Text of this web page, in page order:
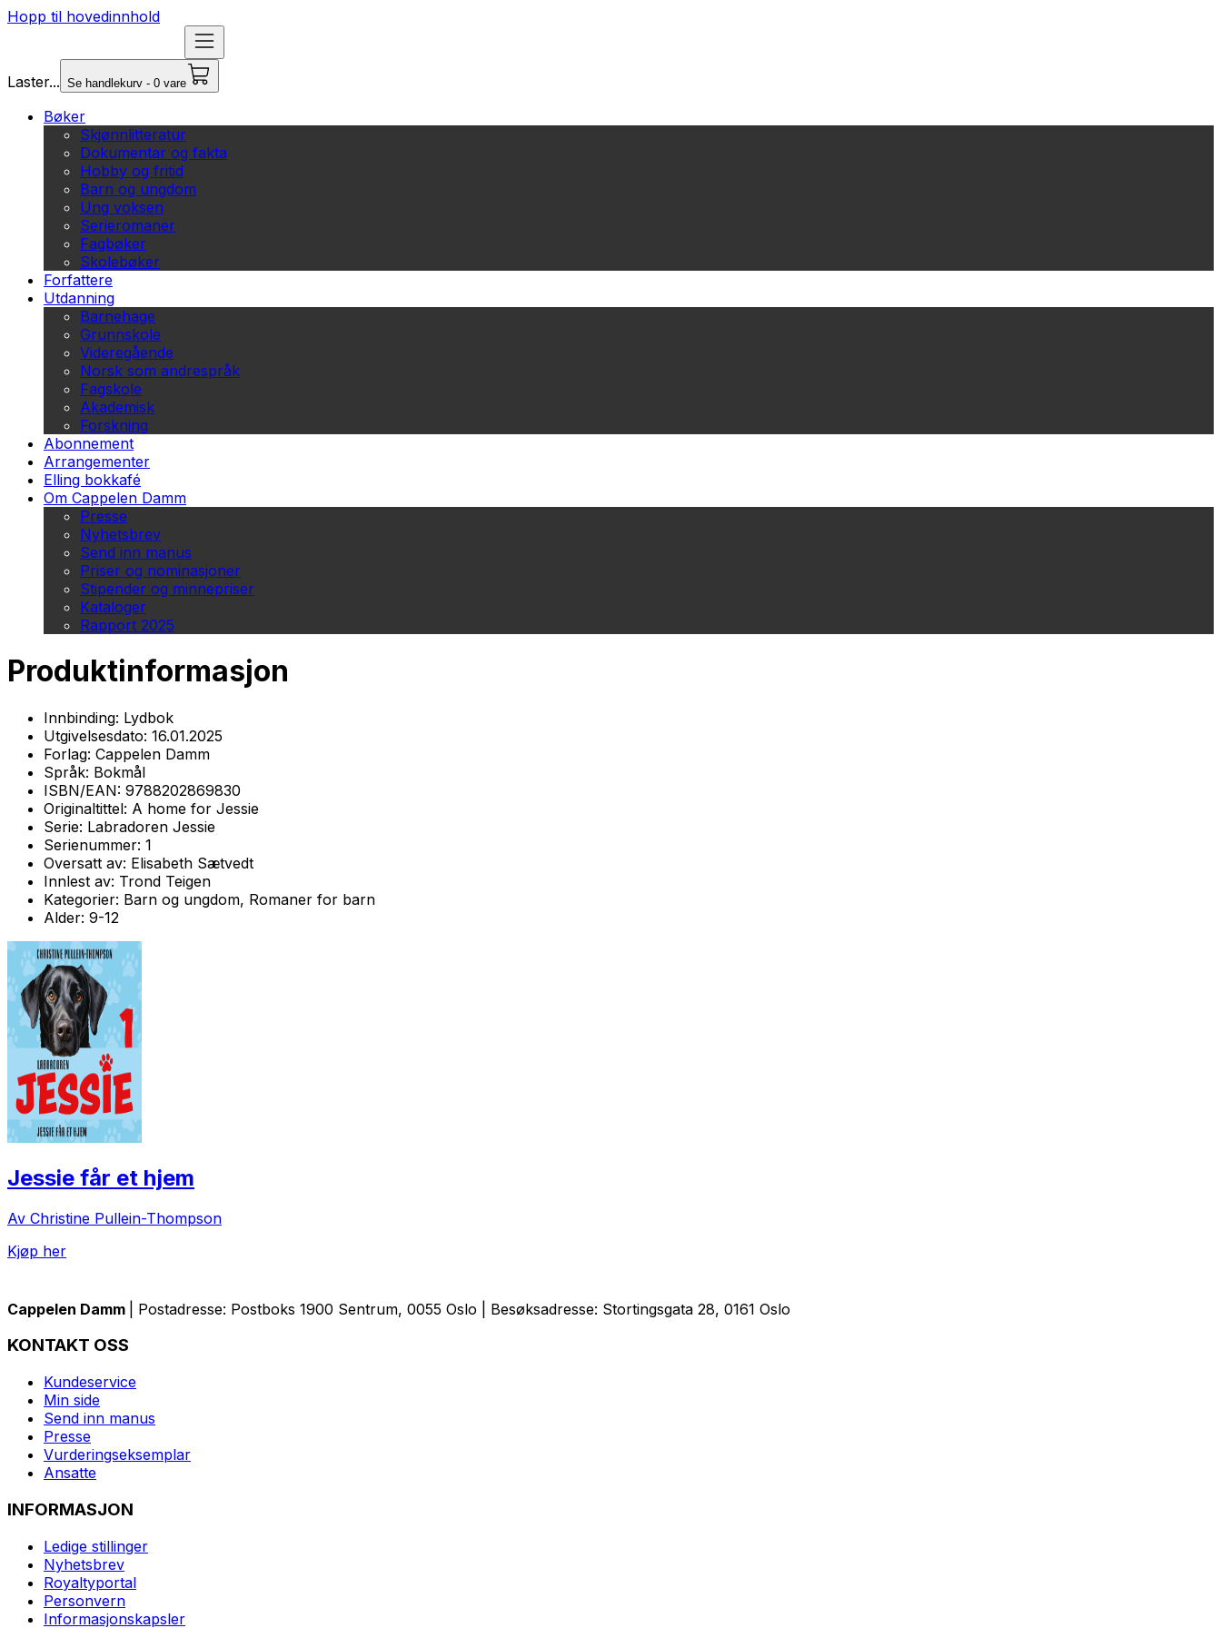
Hopp til hovedinnhold
Laster... Se handlekurv - 0 vare
Bøker
Skjønnlitteratur
Dokumentar og fakta
Hobby og fritid
Barn og ungdom
Ung voksen
Serieromaner
Fagbøker
Skolebøker
Forfattere
Utdanning
Barnehage
Grunnskole
Videregående
Norsk som andrespråk
Fagskole
Akademisk
Forskning
Abonnement
Arrangementer
Elling bokkafé
Om Cappelen Damm
Presse
Nyhetsbrev
Send inn manus
Priser og nominasjoner
Stipender og minnepriser
Kataloger
Rapport 2025
Produktinformasjon
Innbinding: Lydbok
Utgivelsesdato: 16.01.2025
Forlag: Cappelen Damm
Språk: Bokmål
ISBN/EAN: 9788202869830
Originaltittel: A home for Jessie
Serie: Labradoren Jessie
Serienummer: 1
Oversatt av: Elisabeth Sætvedt
Innlest av: Trond Teigen
Kategorier: Barn og ungdom, Romaner for barn
Alder: 9-12
Jessie får et hjem
Av Christine Pullein-Thompson
Kjøp her
Cappelen Damm | Postadresse: Postboks 1900 Sentrum, 0055 Oslo | Besøksadresse: Stortingsgata 28, 0161 Oslo
KONTAKT OSS
Kundeservice
Min side
Send inn manus
Presse
Vurderingseksemplar
Ansatte
INFORMASJON
Ledige stillinger
Nyhetsbrev
Royaltyportal
Personvern
Informasjonskapsler